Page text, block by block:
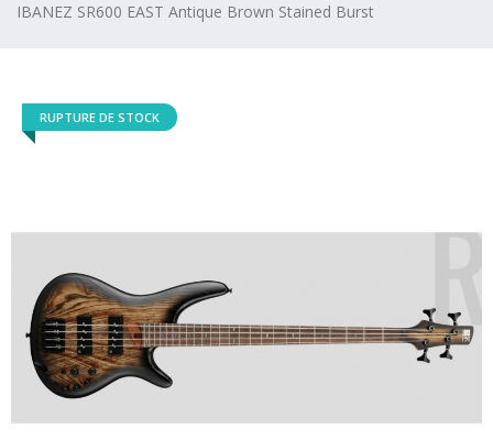
IBANEZ SR600 EAST Antique Brown Stained Burst
RUPTURE DE STOCK